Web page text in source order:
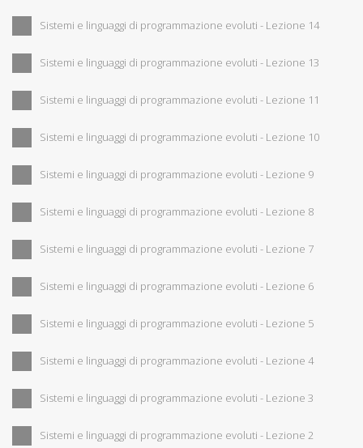
Sistemi e linguaggi di programmazione evoluti - Lezione 14
Sistemi e linguaggi di programmazione evoluti - Lezione 13
Sistemi e linguaggi di programmazione evoluti - Lezione 11
Sistemi e linguaggi di programmazione evoluti - Lezione 10
Sistemi e linguaggi di programmazione evoluti - Lezione 9
Sistemi e linguaggi di programmazione evoluti - Lezione 8
Sistemi e linguaggi di programmazione evoluti - Lezione 7
Sistemi e linguaggi di programmazione evoluti - Lezione 6
Sistemi e linguaggi di programmazione evoluti - Lezione 5
Sistemi e linguaggi di programmazione evoluti - Lezione 4
Sistemi e linguaggi di programmazione evoluti - Lezione 3
Sistemi e linguaggi di programmazione evoluti - Lezione 2